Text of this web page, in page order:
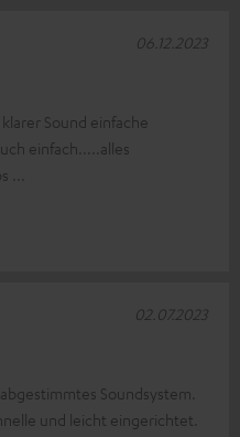
klarer Sound einfache
einfach.....alles
06.12.2023
Soundsystem.
und leicht eingerichtet.
02.07.2023